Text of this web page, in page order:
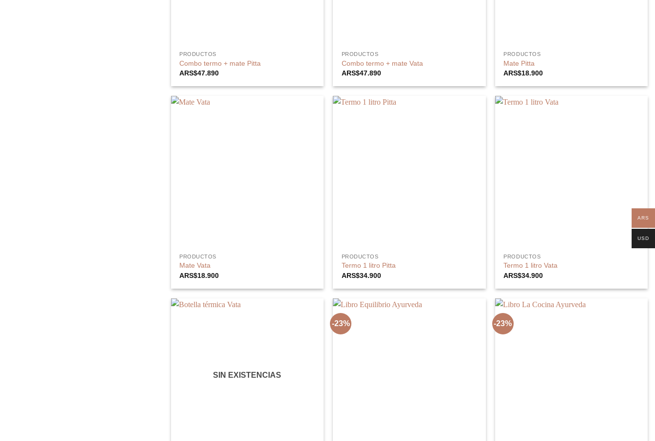
PRODUCTOS
Combo termo + mate Pitta
ARS$47.890
PRODUCTOS
Combo termo + mate Vata
ARS$47.890
PRODUCTOS
Mate Pitta
ARS$18.900
PRODUCTOS
Mate Vata
ARS$18.900
PRODUCTOS
Termo 1 litro Pitta
ARS$34.900
PRODUCTOS
Termo 1 litro Vata
ARS$34.900
SIN EXISTENCIAS
-23% -23%
ARS
USD